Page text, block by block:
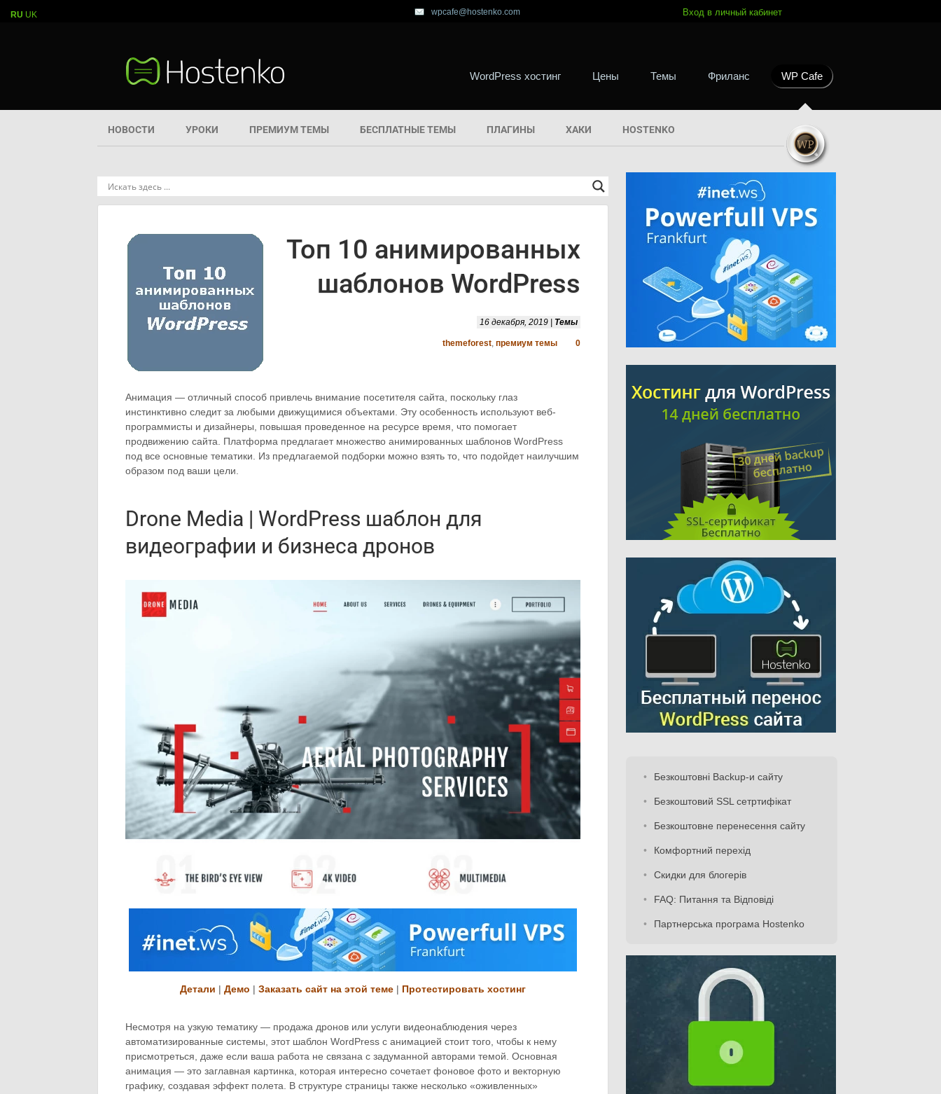
wpcafe@hostenko.com Вход в личный кабинет
WordPress хостинг Цены Темы Фриланс WP Cafe
НОВОСТИ УРОКИ ПРЕМИУМ ТЕМЫ БЕСПЛАТНЫЕ ТЕМЫ ПЛАГИНЫ ХАКИ HOSTENKO
Топ 10 анимированных
шаблонов WordPress
16 декабря, 2019 | Темы
themeforest, премиум темы 0
Анимация — отличный способ привлечь внимание посетителя сайта, поскольку глаз
инстинктивно следит за любыми движущимися объектами. Эту особенность используют веб-
программисты и дизайнеры, повышая проведенное на ресурсе время, что помогает
продвижению сайта. Платформа предлагает множество анимированных шаблонов WordPress
под все основные тематики. Из предлагаемой подборки можно взять то, что подойдет наилучшим
образом под ваши цели.
Drone Media | WordPress шаблон для
видеографии и бизнеса дронов
Детали | Демо | Заказать сайт на этой теме | Протестировать хостинг
Несмотря на узкую тематику — продажа дронов или услуги видеонаблюдения через
автоматизированные системы, этот шаблон WordPress с анимацией стоит того, чтобы к нему
присмотреться, даже если ваша работа не связана с задуманной авторами темой. Основная
анимация — это заглавная картинка, которая интересно сочетает фоновое фото и векторную
графику, создавая эффект полета. В структуре страницы также несколько «оживленных»
Безкоштовні Backup-и сайту
Безкоштовий SSL сетртифікат
Безкоштовне перенесення сайту
Комфортний перехід
Скидки для блогерів
FAQ: Питання та Відповіді
Партнерська програма Hostenko
RU UK